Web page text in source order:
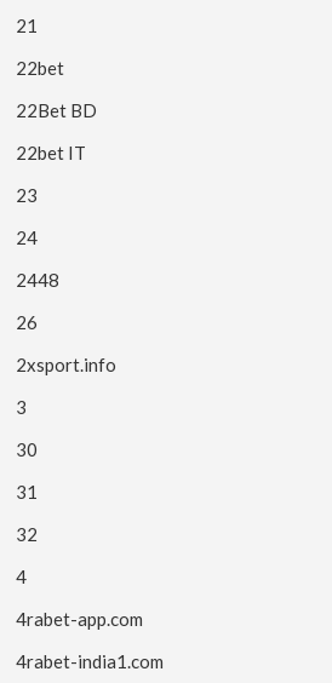
21
22bet
22Bet BD
22bet IT
23
24
2448
26
2xsport.info
3
30
31
32
4
4rabet-app.com
4rabet-india1.com